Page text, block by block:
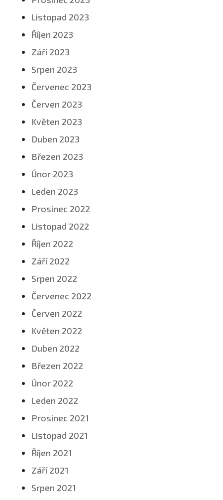
Listopad 2023
Říjen 2023
Září 2023
Srpen 2023
Červenec 2023
Červen 2023
Květen 2023
Duben 2023
Březen 2023
Únor 2023
Leden 2023
Prosinec 2022
Listopad 2022
Říjen 2022
Září 2022
Srpen 2022
Červenec 2022
Červen 2022
Květen 2022
Duben 2022
Březen 2022
Únor 2022
Leden 2022
Prosinec 2021
Listopad 2021
Říjen 2021
Září 2021
Srpen 2021